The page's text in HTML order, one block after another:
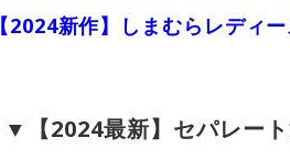
【2024新作】しまむらレディ
▼【2024最新】セパレー